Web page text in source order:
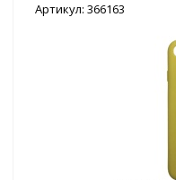
Артикул: 366163